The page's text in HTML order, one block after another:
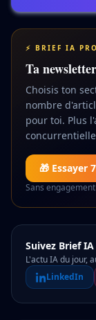
⚡ BRIEF IA
Ta
Choisis ton
nombre
pour toi. Plus
🎁 Essayer
Sans
Suivez Brief IA
L'actu IA du jour,
LinkedIn